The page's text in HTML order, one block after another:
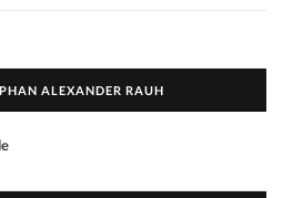
ALEXANDER RAUH